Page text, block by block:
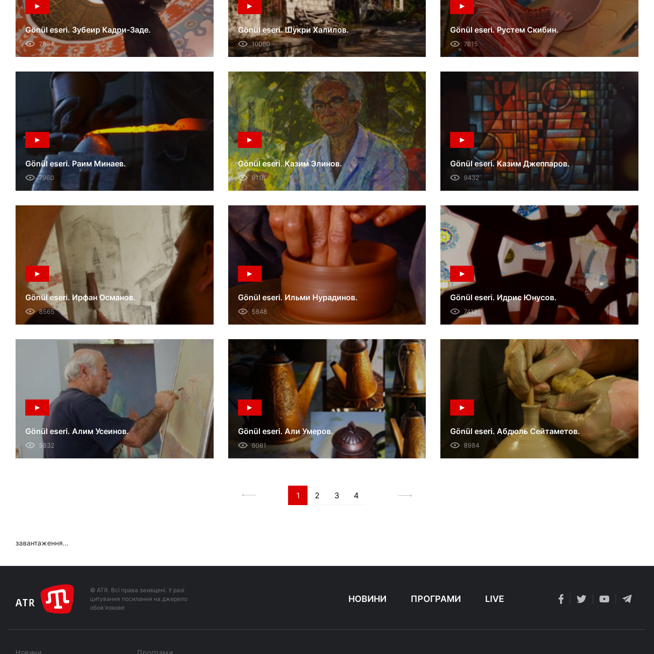
Gönül eseri. Зубеир Кадри-Заде.
7894
Gönül eseri. Шукри Халилов.
10060
Gönül eseri. Рустем Скибин.
7815
Gönül eseri. Раим Минаев.
7960
Gönül eseri. Казим Элинов.
9118
Gönül eseri. Казим Джеппаров.
9432
Gönül eseri. Ирфан Османов.
8565
Gönül eseri. Ильми Нурадинов.
5848
Gönül eseri. Идрис Юнусов.
7412
Gönül eseri. Алим Усеинов.
5832
Gönül eseri. Али Умеров.
6081
Gönül eseri. Абдюль Сейтаметов.
8984
1 2 3 4
завантаження...
© ATR. Всі права захищені. У разі
цитування посилання на джерело
обов'язкове
НОВИНИ ПРОГРАМИ LIVE
Новини Програми